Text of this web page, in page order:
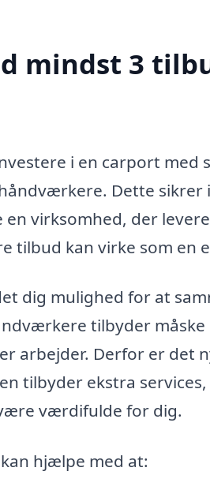
mindst 3
i en carport
Dette sikrer
en virksomhed, der
tilbud kan virke som en
dig mulighed for at
tilbyder
arbejder. Derfor er det
tilbyder ekstra
værdifulde for dig.
hjælpe med at: